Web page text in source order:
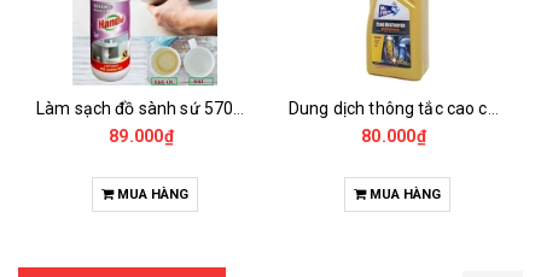
89.000₫
MUA HÀNG
80.000₫
MUA HÀNG